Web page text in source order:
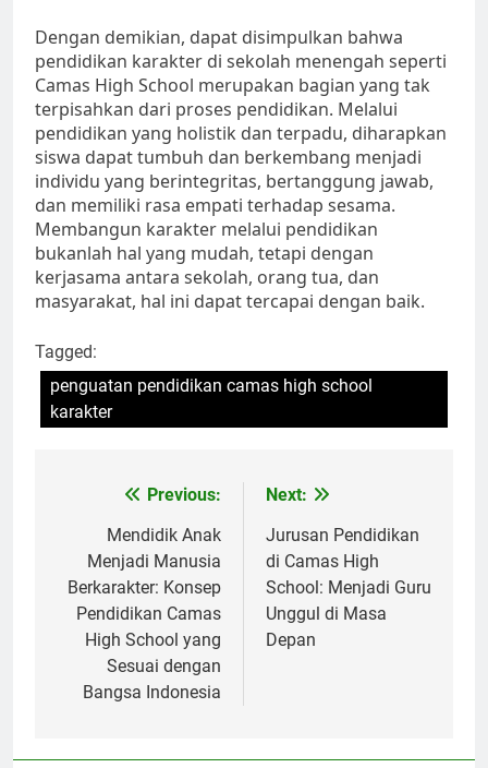
Dengan demikian, dapat disimpulkan bahwa
pendidikan karakter di sekolah menengah seperti
Camas High School merupakan bagian yang tak
terpisahkan dari proses pendidikan. Melalui
pendidikan yang holistik dan terpadu, diharapkan
siswa dapat tumbuh dan berkembang menjadi
individu yang berintegritas, bertanggung jawab,
dan memiliki rasa empati terhadap sesama.
Membangun karakter melalui pendidikan
bukanlah hal yang mudah, tetapi dengan
kerjasama antara sekolah, orang tua, dan
masyarakat, hal ini dapat tercapai dengan baik.
Tagged:
penguatan pendidikan camas high school
karakter
NavigasiPrevious:
Mendidik Anak
Menjadi Manusia
Berkarakter: Konsep
Pendidikan Camas
High School yang
Sesuai dengan
Bangsa Indonesia
Next:
Jurusan Pendidikan
di Camas High
School: Menjadi Guru
Unggul di Masa
Depan